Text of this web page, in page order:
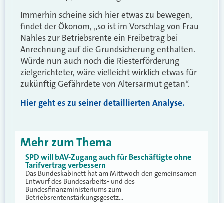
Immerhin scheine sich hier etwas zu bewegen,
findet der Ökonom, „so ist im Vorschlag von Frau
Nahles zur Betriebsrente ein Freibetrag bei
Anrechnung auf die Grundsicherung enthalten.
Würde nun auch noch die Riesterförderung
zielgerichteter, wäre vielleicht wirklich etwas für
zukünftig Gefährdete von Altersarmut getan“.
Hier geht es zu seiner detaillierten Analyse.
Mehr zum Thema
SPD will bAV-Zugang auch für Beschäftigte ohne
Tarifvertrag verbessern
Das Bundeskabinett hat am Mittwoch den gemeinsamen
Entwurf des Bundesarbeits- und des
Bundesfinanzministeriums zum
Betriebsrentenstärkungsgesetz…